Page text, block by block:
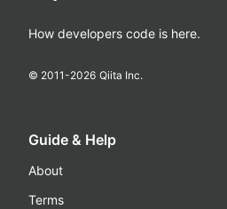
How developers code is here.
© 2011-2026 Qiita Inc.
Guide & Help
About
Terms